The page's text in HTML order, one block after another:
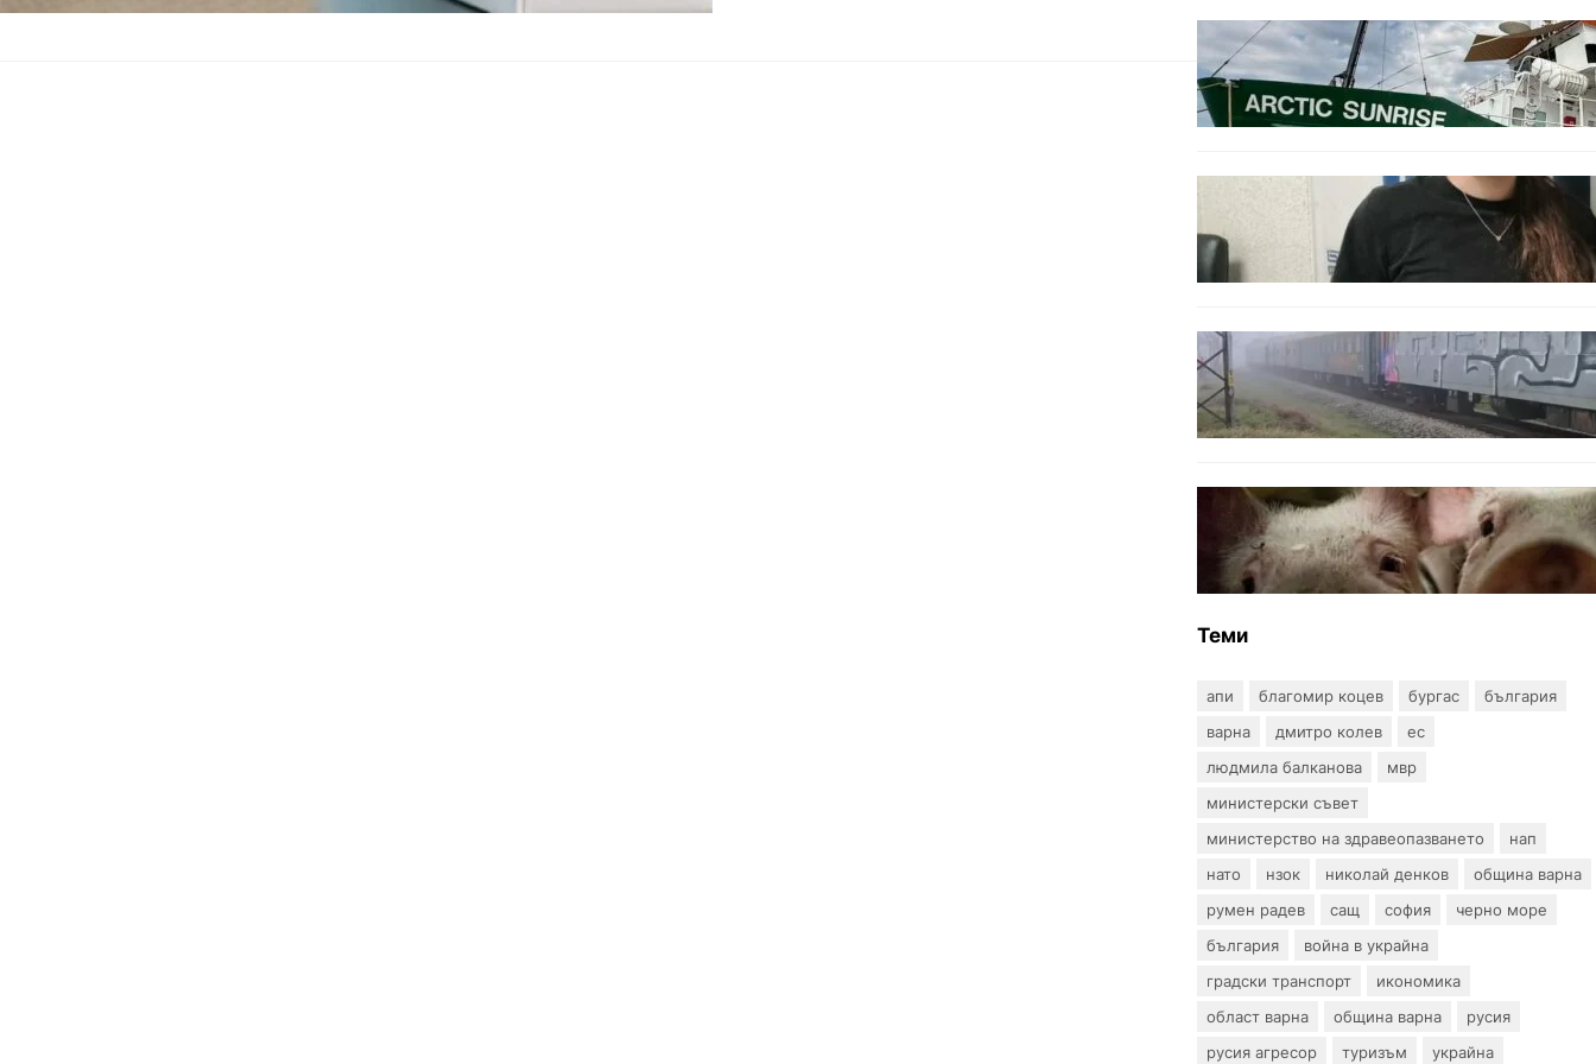
БЪЛГАРИЯ
Корабът на „Грийнпийс“
пристигна във Варна с
кампания за опазване на
Черно море
ОБЩЕСТВО
Варненска ученичка създаде
интерактивна карта за сигнали
за проблеми с боклука
ОБЩЕСТВО
Бързият влак София – Варна
блъсна и уби жена край гара
Бутово
БЪЛГАРИЯ
БАБХ регистрира огнище на
африканска чума по свинете в
стопанство край Варна
Теми
апи благомир коцев бургас
българия
варна
дмитро колев
ес
людмила балканова
мвр
министерски съвет
министерство на здравеопазването
нап
нато
нзок николай денков
община варна
румен радев
сащ софия
черно море
българия
война в украйна
градски транспорт
икономика
област варна
община варна
русия
русия агресор
туризъм украйна